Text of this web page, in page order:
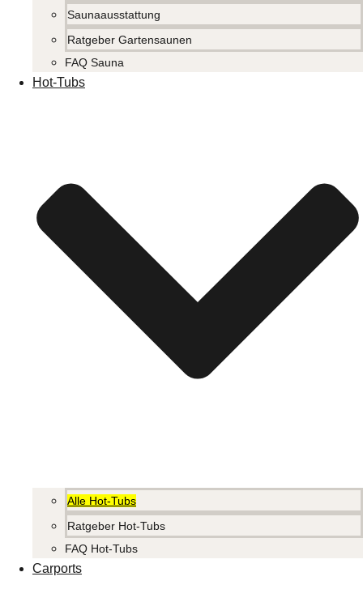
Saunaausstattung
Ratgeber Gartensaunen
FAQ Sauna
Hot-Tubs
Alle Hot-Tubs
Ratgeber Hot-Tubs
FAQ Hot-Tubs
Carports